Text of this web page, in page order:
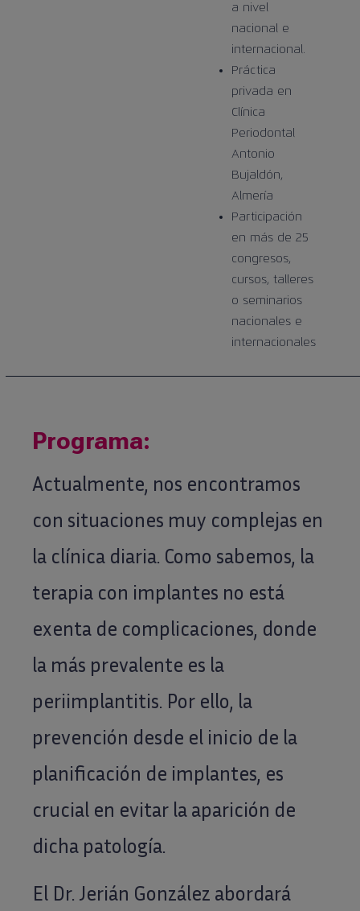
a nivel
nacional e
internacional.
Práctica
privada en
Clínica
Periodontal
Antonio
Bujaldón,
Almería
Participación
en más de 25
congresos,
cursos, talleres
o seminarios
nacionales e
internacionales
Programa:
Actualmente, nos encontramos
con situaciones muy complejas en
la clínica diaria. Como sabemos, la
terapia con implantes no está
exenta de complicaciones, donde
la más prevalente es la
periimplantitis. Por ello, la
prevención desde el inicio de la
planificación de implantes, es
crucial en evitar la aparición de
dicha patología.
El Dr. Jerián González abordará